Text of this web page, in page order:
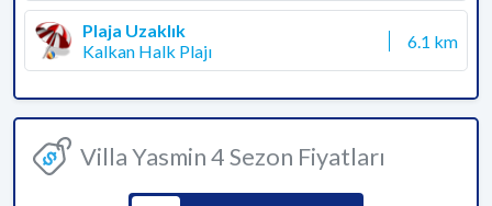
Plaja Uzaklık
Kalkan Halk Plajı
6.1 km
Villa Yasmin 4 Sezon Fiyatları